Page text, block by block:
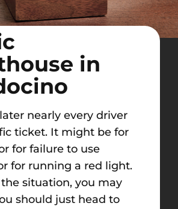
in
nearly every driver
ticket. It might be for
for failure to use
for running a red light.
situation, you may
should just head to